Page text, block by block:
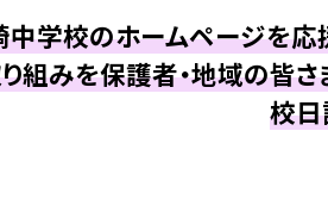
学校のホームページを応
組みを保護者・地域の皆
校日